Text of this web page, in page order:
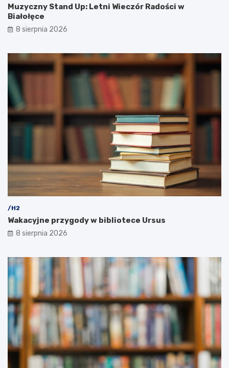
Muzyczny Stand Up: Letni Wieczór Radości w
Białołęce
8 sierpnia 2026
/H2
Wakacyjne przygody w bibliotece Ursus
8 sierpnia 2026